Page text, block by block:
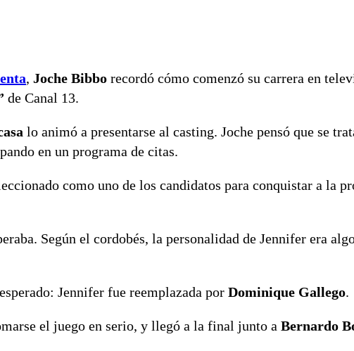
, Joche Bibbo recordó cómo comenzó su carrera en
de Canal 13.
lo animó a presentarse al casting. Joche pensó que se
en un programa de citas.
como uno de los candidatos para conquistar a la
Según el cordobés, la personalidad de Jennifer era
Jennifer fue reemplazada por Dominique Gallego.
el juego en serio, y llegó a la final junto a Bernardo